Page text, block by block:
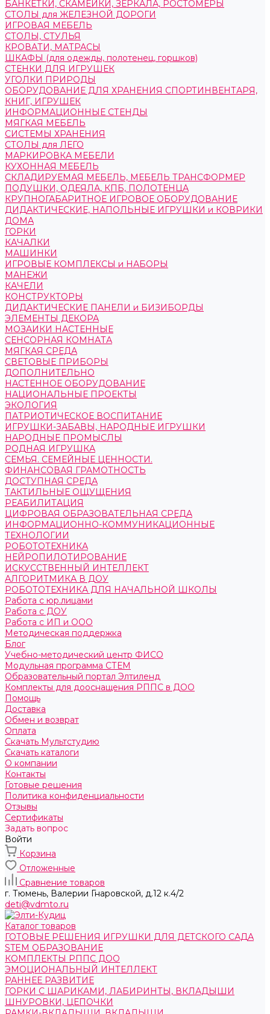
БАНКЕТКИ, СКАМЕЙКИ, ЗЕРКАЛА, РОСТОМЕРЫ
СТОЛЫ для ЖЕЛЕЗНОЙ ДОРОГИ
ИГРОВАЯ МЕБЕЛЬ
СТОЛЫ, СТУЛЬЯ
КРОВАТИ, МАТРАСЫ
ШКАФЫ (для одежды, полотенец, горшков)
СТЕНКИ ДЛЯ ИГРУШЕК
УГОЛКИ ПРИРОДЫ
ОБОРУДОВАНИЕ ДЛЯ ХРАНЕНИЯ СПОРТИНВЕНТАРЯ,
КНИГ, ИГРУШЕК
ИНФОРМАЦИОННЫЕ СТЕНДЫ
МЯГКАЯ МЕБЕЛЬ
СИСТЕМЫ ХРАНЕНИЯ
СТОЛЫ для ЛЕГО
МАРКИРОВКА МЕБЕЛИ
КУХОННАЯ МЕБЕЛЬ
СКЛАДИРУЕМАЯ МЕБЕЛЬ, МЕБЕЛЬ ТРАНСФОРМЕР
ПОДУШКИ, ОДЕЯЛА, КПБ, ПОЛОТЕНЦА
КРУПНОГАБАРИТНОЕ ИГРОВОЕ ОБОРУДОВАНИЕ
ДИДАКТИЧЕСКИЕ, НАПОЛЬНЫЕ ИГРУШКИ и КОВРИКИ
ДОМА
ГОРКИ
КАЧАЛКИ
МАШИНКИ
ИГРОВЫЕ КОМПЛЕКСЫ и НАБОРЫ
МАНЕЖИ
КАЧЕЛИ
КОНСТРУКТОРЫ
ДИДАКТИЧЕСКИЕ ПАНЕЛИ и БИЗИБОРДЫ
ЭЛЕМЕНТЫ ДЕКОРА
МОЗАИКИ НАСТЕННЫЕ
СЕНСОРНАЯ КОМНАТА
МЯГКАЯ СРЕДА
СВЕТОВЫЕ ПРИБОРЫ
ДОПОЛНИТЕЛЬНО
НАСТЕННОЕ ОБОРУДОВАНИЕ
НАЦИОНАЛЬНЫЕ ПРОЕКТЫ
ЭКОЛОГИЯ
ПАТРИОТИЧЕСКОЕ ВОСПИТАНИЕ
ИГРУШКИ-ЗАБАВЫ, НАРОДНЫЕ ИГРУШКИ
НАРОДНЫЕ ПРОМЫСЛЫ
РОДНАЯ ИГРУШКА
СЕМЬЯ. СЕМЕЙНЫЕ ЦЕННОСТИ.
ФИНАНСОВАЯ ГРАМОТНОСТЬ
ДОСТУПНАЯ СРЕДА
ТАКТИЛЬНЫЕ ОЩУЩЕНИЯ
РЕАБИЛИТАЦИЯ
ЦИФРОВАЯ ОБРАЗОВАТЕЛЬНАЯ СРЕДА
ИНФОРМАЦИОННО-КОММУНИКАЦИОННЫЕ
ТЕХНОЛОГИИ
РОБОТОТЕХНИКА
НЕЙРОПИЛОТИРОВАНИЕ
ИСКУССТВЕННЫЙ ИНТЕЛЛЕКТ
АЛГОРИТМИКА В ДОУ
РОБОТОТЕХНИКА ДЛЯ НАЧАЛЬНОЙ ШКОЛЫ
Работа с юр.лицами
Работа с ДОУ
Работа с ИП и ООО
Методическая поддержка
Блог
Учебно-методический центр ФИСО
Модульная программа СТЕМ
Образовательный портал Элтиленд
Комплекты для дооснащения РППС в ДОО
Помощь
Доставка
Обмен и возврат
Оплата
Скачать Мультстудию
Скачать каталоги
О компании
Контакты
Готовые решения
Политика конфиденциальности
Отзывы
Сертификаты
Задать вопрос
Войти
Корзина
Отложенные
Сравнение товаров
г. Тюмень, ​Валерии Гнаровской, д.12 к.4/2
deti@vdmto.ru
Каталог товаров
ГОТОВЫЕ РЕШЕНИЯ ИГРУШКИ ДЛЯ ДЕТСКОГО САДА
STEM ОБРАЗОВАНИЕ
КОМПЛЕКТЫ РППС ДОО
ЭМОЦИОНАЛЬНЫЙ ИНТЕЛЛЕКТ
РАННЕЕ РАЗВИТИЕ
ГОРКИ С ШАРИКАМИ, ЛАБИРИНТЫ, ВКЛАДЫШИ
ШНУРОВКИ, ЦЕПОЧКИ